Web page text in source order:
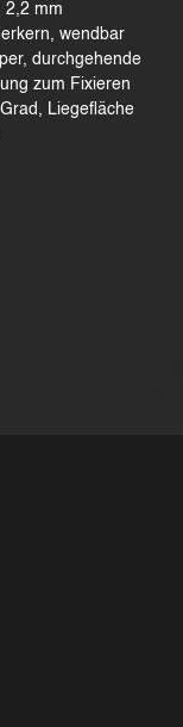
2,2 mm
wendbar
durchgehende
zum Fixieren
Liegefläche